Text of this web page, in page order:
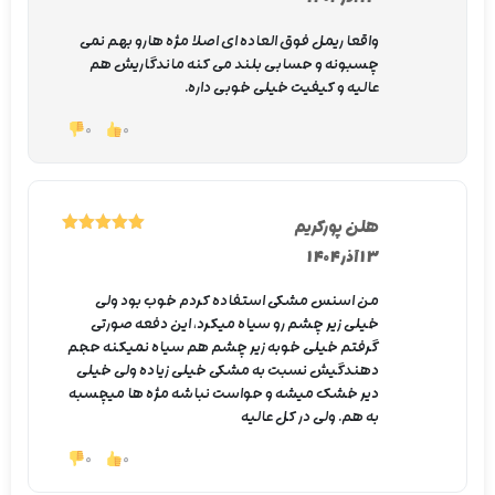
Volume
پایه آبی برای ایجاد بافت روان
انواع موم‌های حجم‌دهنده برای ساختاردهی به مژه
رنگدانه مشکی برای ایجاد پوشش یکدست
مرطوب‌کننده‌ها و نرم‌کننده‌ها برای جلوگیری از خشک
شدن فرمول
تأثیرات ریمل روی مژه‌ها
افزایش حجم چشمگیر از همان لایه اول
واقعا ریمل فوق العاده ای اصلا مژه هارو بهم نمی
چسبونه و حسابی بلند می کنه ماندگاریش هم
عالیه و کیفیت خیلی خوبی داره.
0
0
هلن پورکریم
13 آذر 1404
من اسنس مشکی استفاده کردم خوب بود ولی
خیلی زیر چشم رو سیاه میکرد، این دفعه صورتی
گرفتم خیلی خوبه زیر چشم هم سیاه نمیکنه حجم
دهندگیش نسبت به مشکی خیلی زیاده ولی خیلی
دیر خشک میشه و حواست نباشه مژه ها میچسبه
به هم. ولی در کل عالیه
0
0